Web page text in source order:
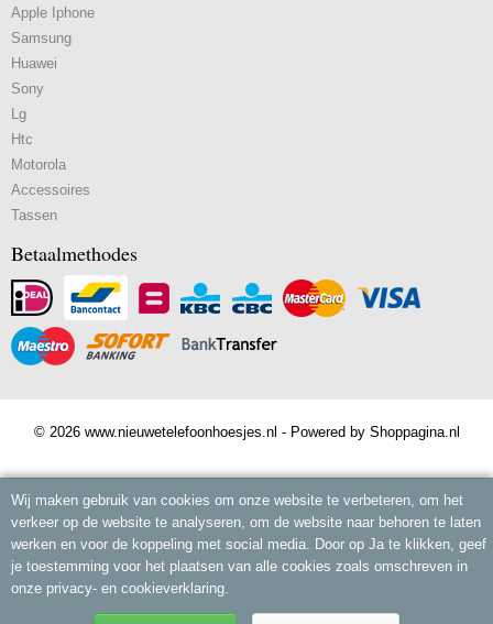
Apple Iphone
Samsung
Huawei
Sony
Lg
Htc
Motorola
Accessoires
Tassen
Betaalmethodes
© 2026 www.nieuwetelefoonhoesjes.nl - Powered by Shoppagina.nl
Wij maken gebruik van cookies om onze website te verbeteren, om het
verkeer op de website te analyseren, om de website naar behoren te laten
werken en voor de koppeling met social media. Door op Ja te klikken, geef
je toestemming voor het plaatsen van alle cookies zoals omschreven in
onze privacy- en cookieverklaring.